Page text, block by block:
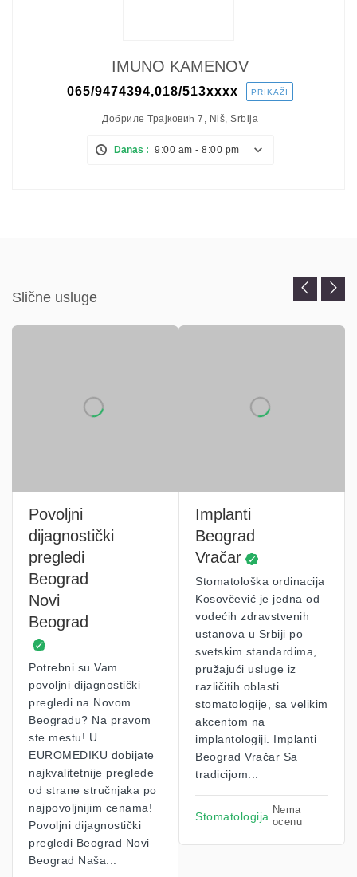
IMUNO KAMENOV
065/9474394,018/513xxxx PRIKAŽI
Добриле Трајковић 7, Niš, Srbija
Danas : 9:00 am - 8:00 pm
Slične usluge
Povoljni
dijagnostički
pregledi
Beograd
Novi
Beograd
Potrebni su Vam
povoljni dijagnostički
pregledi na Novom
Beogradu? Na pravom
ste mestu! U
EUROMEDIKU dobijate
najkvalitetnije preglede
od strane stručnjaka po
najpovoljnijim cenama!
Povoljni dijagnostički
pregledi Beograd Novi
Beograd Naša...
Implanti
Beograd
Vračar
Stomatološka ordinacija
Kosovčević je jedna od
vodećih zdravstvenih
ustanova u Srbiji po
svetskim standardima,
pružajući usluge iz
različitih oblasti
stomatologije, sa velikim
akcentom na
implantologiji. Implanti
Beograd Vračar Sa
tradicijom...
Stomatologija
Nema
ocenu